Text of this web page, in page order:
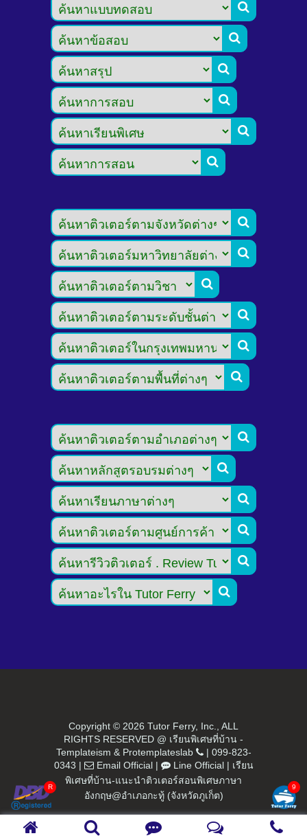


















Copyright © 2026 Tutor Ferry, Inc., ALL
RIGHTS RESERVED @ เรียนพิเศษที่บ้าน -
Templateism & Protemplateslab | 099-823-
0343 | Email Official| Line Official| เรียน
พิเศษที่บ้าน-แนะนำติวเตอร์สอนพิเศษภาษา
อังกฤษ@อำเภอกะทู้ (จังหวัดภูเก็ต)